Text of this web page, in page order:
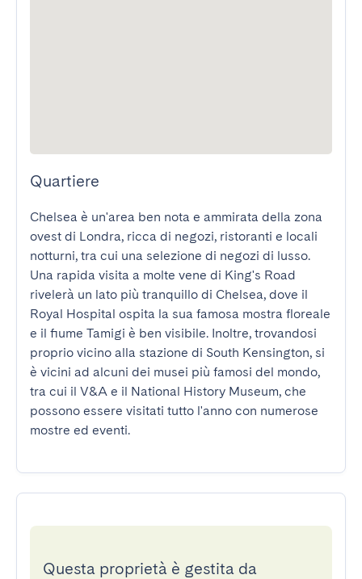
Quartiere
Chelsea è un'area ben nota e ammirata della zona
ovest di Londra, ricca di negozi, ristoranti e locali
notturni, tra cui una selezione di negozi di lusso.
Una rapida visita a molte vene di King's Road
rivelerà un lato più tranquillo di Chelsea, dove il
Royal Hospital ospita la sua famosa mostra floreale
e il fiume Tamigi è ben visibile. Inoltre, trovandosi
proprio vicino alla stazione di South Kensington, si
è vicini ad alcuni dei musei più famosi del mondo,
tra cui il V&A e il National History Museum, che
possono essere visitati tutto l'anno con numerose
mostre ed eventi.
Questa proprietà è gestita da